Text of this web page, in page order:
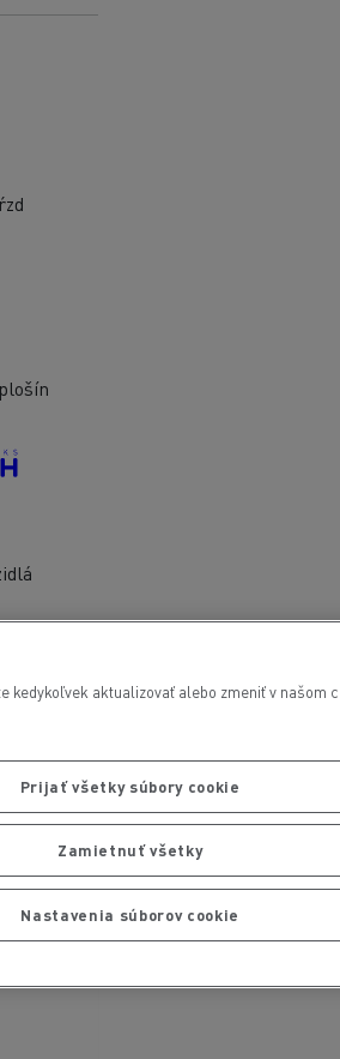
aktualizovať alebo zmeniť v
Prijať všetky súbory cookie
Zamietnuť všetky
Nastavenia súborov cookie